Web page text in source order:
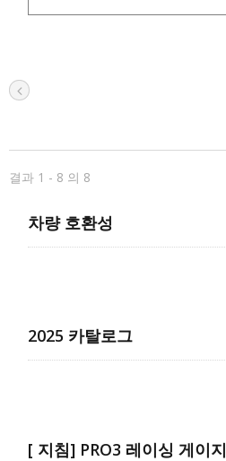
결과 1 - 8 의 8
차량 호환성
2025 카탈로그
[ 지침] PRO3 레이싱 게이지